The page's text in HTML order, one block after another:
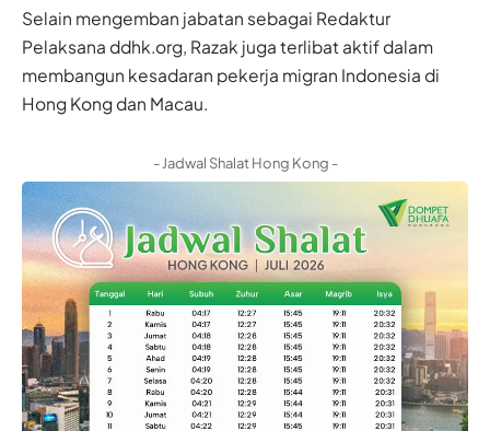
Selain mengemban jabatan sebagai Redaktur
Pelaksana ddhk.org, Razak juga terlibat aktif dalam
membangun kesadaran pekerja migran Indonesia di
Hong Kong dan Macau.
- Jadwal Shalat Hong Kong -